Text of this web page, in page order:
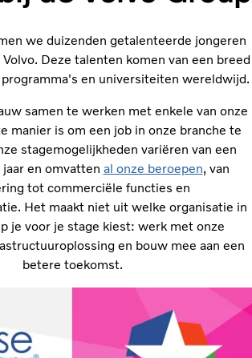
we duizenden getalenteerde jongeren
Deze talenten komen van een breed
programma's en universiteiten wereldwijd.
samen te werken met enkele van onze
manier is om een job in onze branche te
stagemogelijkheden variëren van een
en omvatten al onze beroepen, van
tot commerciële functies en
Het maakt niet uit welke organisatie in
je voor je stage kiest: werk met onze
en bouw mee aan een
betere toekomst.